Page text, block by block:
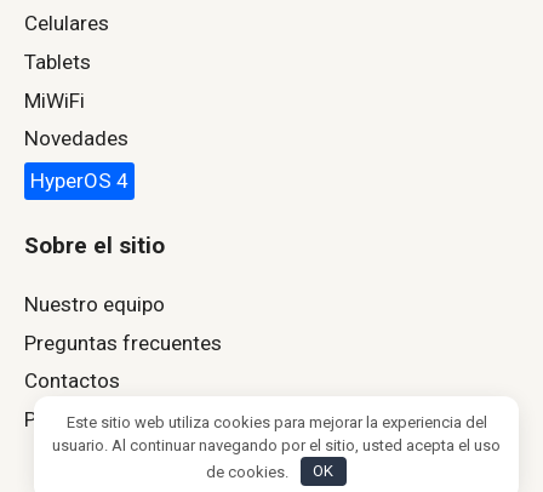
Celulares
Tablets
MiWiFi
Novedades
HyperOS 4
Sobre el sitio
Nuestro equipo
Preguntas frecuentes
Contactos
Política de privacidad
Este sitio web utiliza cookies para mejorar la experiencia del
usuario. Al continuar navegando por el sitio, usted acepta el uso
de cookies.
OK